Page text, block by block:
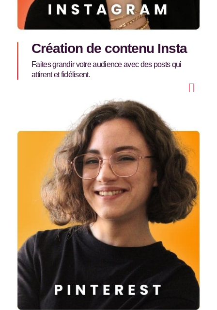
Création de contenu Insta
Faites grandir votre audience avec des posts qui
attirent et fidélisent.